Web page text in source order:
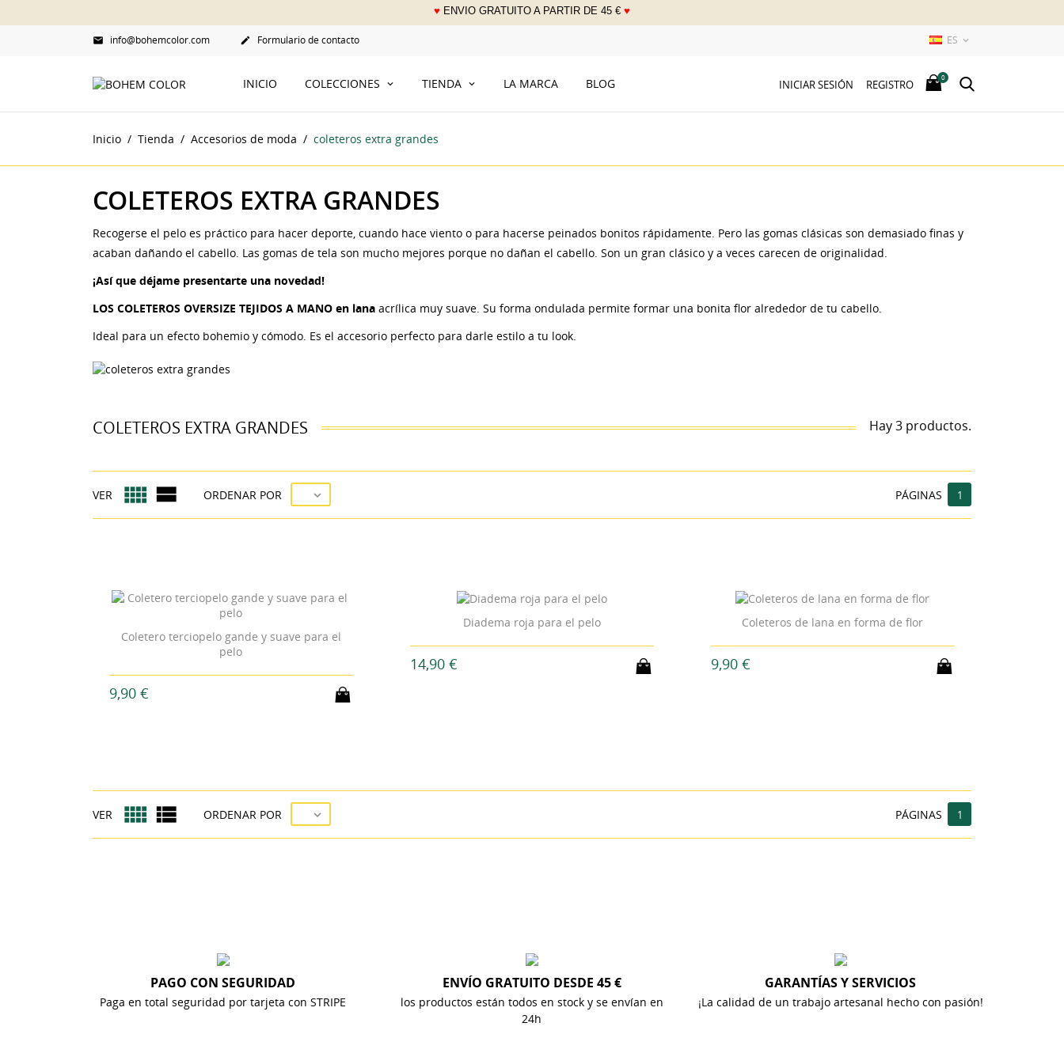
♥ ENVIO GRATUITO A PARTIR DE 45 € ♥
___
 info@bohemcolor.com  Formulario de contacto ES 
INICIO COLECCIONES TIENDA LA MARCA BLOG INICIAR SESIÓN REGISTRO
0
Inicio Tienda Accesorios de moda coleteros extra grandes
COLETEROS EXTRA GRANDES
Recogerse el pelo es práctico para hacer deporte, cuando hace viento o para hacerse peinados bonitos rápidamente. Pero las gomas clásicas son demasiado finas y
acaban dañando el cabello. Las gomas de tela son mucho mejores porque no dañan el cabello. Son un gran clásico y a veces carecen de originalidad.
¡Así que déjame presentarte una novedad!
LOS COLETEROS OVERSIZE TEJIDOS A MANO en lana acrílica muy suave. Su forma ondulada permite formar una bonita flor alrededor de tu cabello.
Ideal para un efecto bohemio y cómodo. Es el accesorio perfecto para darle estilo a tu look.
COLETEROS EXTRA GRANDES Hay 3 productos.
VER   ORDENAR POR  PÁGINAS 1
Coletero terciopelo gande y suave para el
pelo
9,90 €
Diadema roja para el pelo
14,90 €
Coleteros de lana en forma de flor
9,90 €
VER   ORDENAR POR  PÁGINAS 1
PAGO CON SEGURIDAD
Paga en total seguridad por tarjeta con STRIPE
ENVÍO GRATUITO DESDE 45 €
los productos están todos en stock y se envían en
24h
GARANTÍAS Y SERVICIOS
¡La calidad de un trabajo artesanal hecho con pasión!
((cancelText)) ((modalDeleteText))
((cancelText)) ((loginText))